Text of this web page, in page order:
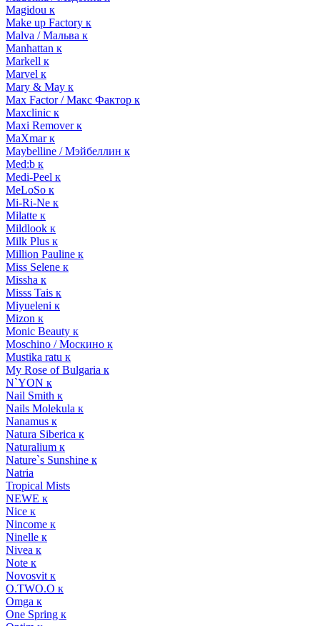
Magidou к
Make up Factory к
Malva / Мальва к
Manhattan к
Markell к
Marvel к
Mary & May к
Max Factor / Макс Фактор к
Maxclinic к
Maxi Remover к
MaXmar к
Maybelline / Мэйбеллин к
Med:b к
Medi-Peel к
MeLoSo к
Mi-Ri-Ne к
Milatte к
Mildlook к
Milk Plus к
Million Pauline к
Miss Selene к
Missha к
Misss Tais к
Miyueleni к
Mizon к
Monic Beauty к
Moschino / Москино к
Mustika ratu к
My Rose of Bulgaria к
N`YON к
Nail Smith к
Nails Molekula к
Nanamus к
Natura Siberica к
Naturalium к
Nature`s Sunshine к
Natria
Tropical Mists
NEWE к
Nice к
Nincome к
Ninelle к
Nivea к
Note к
Novosvit к
O.TWO.O к
Omga к
One Spring к